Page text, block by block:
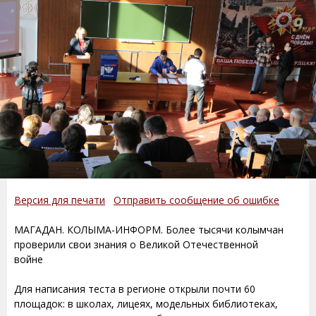
Версия для печати Отправить сообщение об ошибке
МАГАДАН. КОЛЫМА-ИНФОРМ. Более тысячи колымчан
проверили свои знания о Великой Отечественной
войне
Для написания теста в регионе открыли почти 60
площадок: в школах, лицеях, модельных библиотеках,